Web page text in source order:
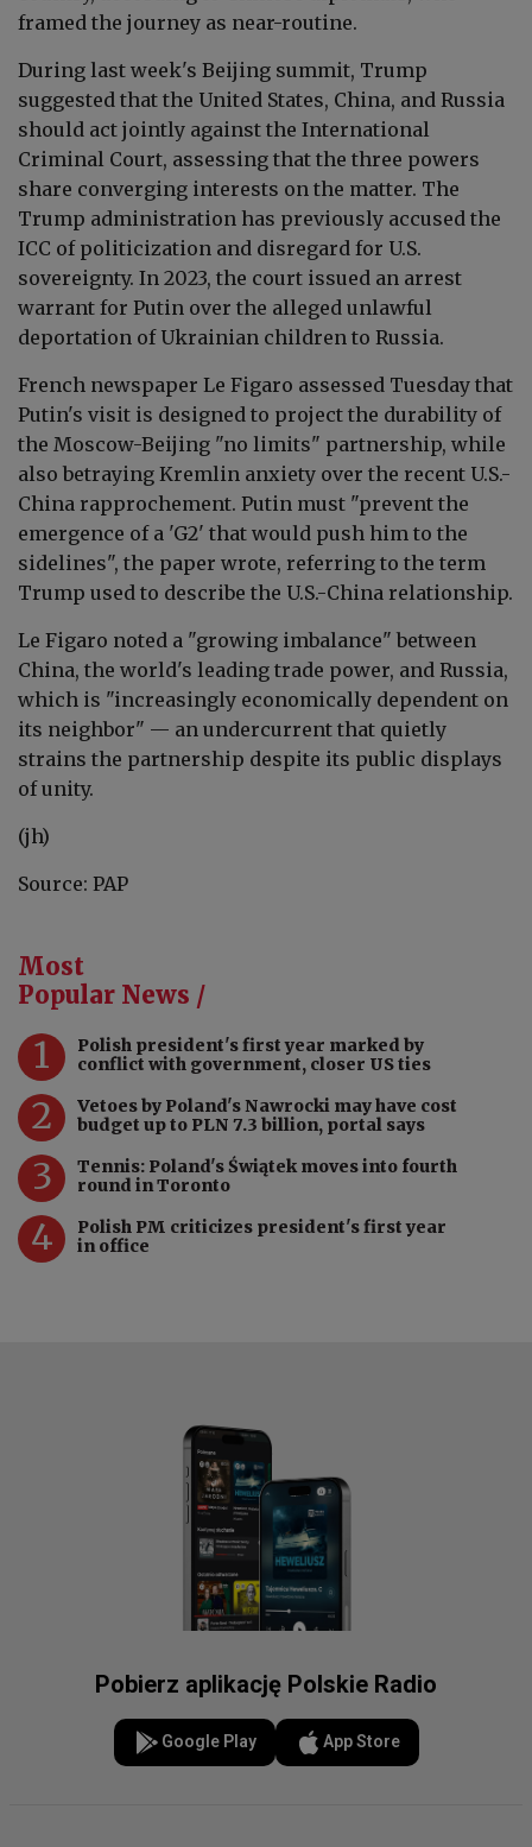
framed the journey as near-routine.
During last week's Beijing summit, Trump
suggested that the United States, China, and Russia
should act jointly against the International
Criminal Court, assessing that the three powers
share converging interests on the matter. The
Trump administration has previously accused the
ICC of politicization and disregard for U.S.
sovereignty. In 2023, the court issued an arrest
warrant for Putin over the alleged unlawful
deportation of Ukrainian children to Russia.
French newspaper Le Figaro assessed Tuesday that
Putin's visit is designed to project the durability of
the Moscow-Beijing "no limits" partnership, while
also betraying Kremlin anxiety over the recent U.S.-
China rapprochement. Putin must "prevent the
emergence of a 'G2' that would push him to the
sidelines", the paper wrote, referring to the term
Trump used to describe the U.S.-China relationship.
Le Figaro noted a "growing imbalance" between
China, the world's leading trade power, and Russia,
which is "increasingly economically dependent on
its neighbor" — an undercurrent that quietly
strains the partnership despite its public displays
of unity.
(jh)
Source: PAP
Most
Popular News /
1
Polish president's first year marked by
conflict with government, closer US ties
2
Vetoes by Poland's Nawrocki may have cost
budget up to PLN 7.3 billion, portal says
3
Tennis: Poland's Świątek moves into fourth
round in Toronto
4
Polish PM criticizes president's first year
in office
Pobierz aplikację Polskie Radio
Google Play App Store